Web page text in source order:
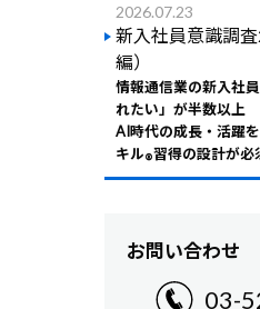
2026.07.23
新入社員意識調
編）
情報通信業の新入社
れたい」が半数以上
AI時代の成長・活躍
キル®習得の設計が必
お問い合わせ
03-